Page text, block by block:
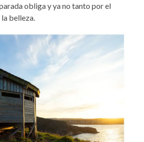
obliga y ya no tanto por el
belleza.